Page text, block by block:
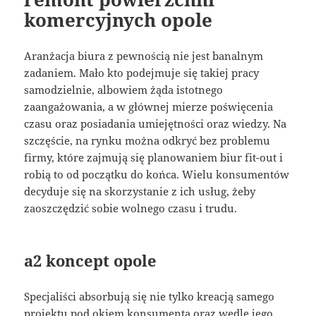
komercyjnych opole
Aranżacja biura z pewnością nie jest banalnym
zadaniem. Mało kto podejmuje się takiej pracy
samodzielnie, albowiem żąda istotnego
zaangażowania, a w głównej mierze poświęcenia
czasu oraz posiadania umiejętności oraz wiedzy. Na
szczęście, na rynku można odkryć bez problemu
firmy, które zajmują się planowaniem biur fit-out i
robią to od początku do końca. Wielu konsumentów
decyduje się na skorzystanie z ich usług, żeby
zaoszczędzić sobie wolnego czasu i trudu.
a2 koncept opole
Specjaliści absorbują się nie tylko kreacją samego
projektu pod okiem konsumenta oraz wedle jego